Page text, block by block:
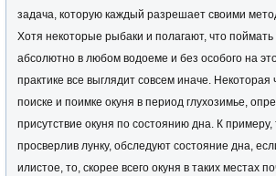
задача, которую каждый разрешает своими
Хотя некоторые рыбаки и полагают, что
абсолютно в любом водоеме и без особого на
практике все выглядит совсем иначе. Некоторая
поиске и поимке окуня в период глухозимье,
присутствие окуня по состоянию дна. К примеру,
просверлив лунку, обследуют состояние дна,
илистое, то, скорее всего окуня в таких местах